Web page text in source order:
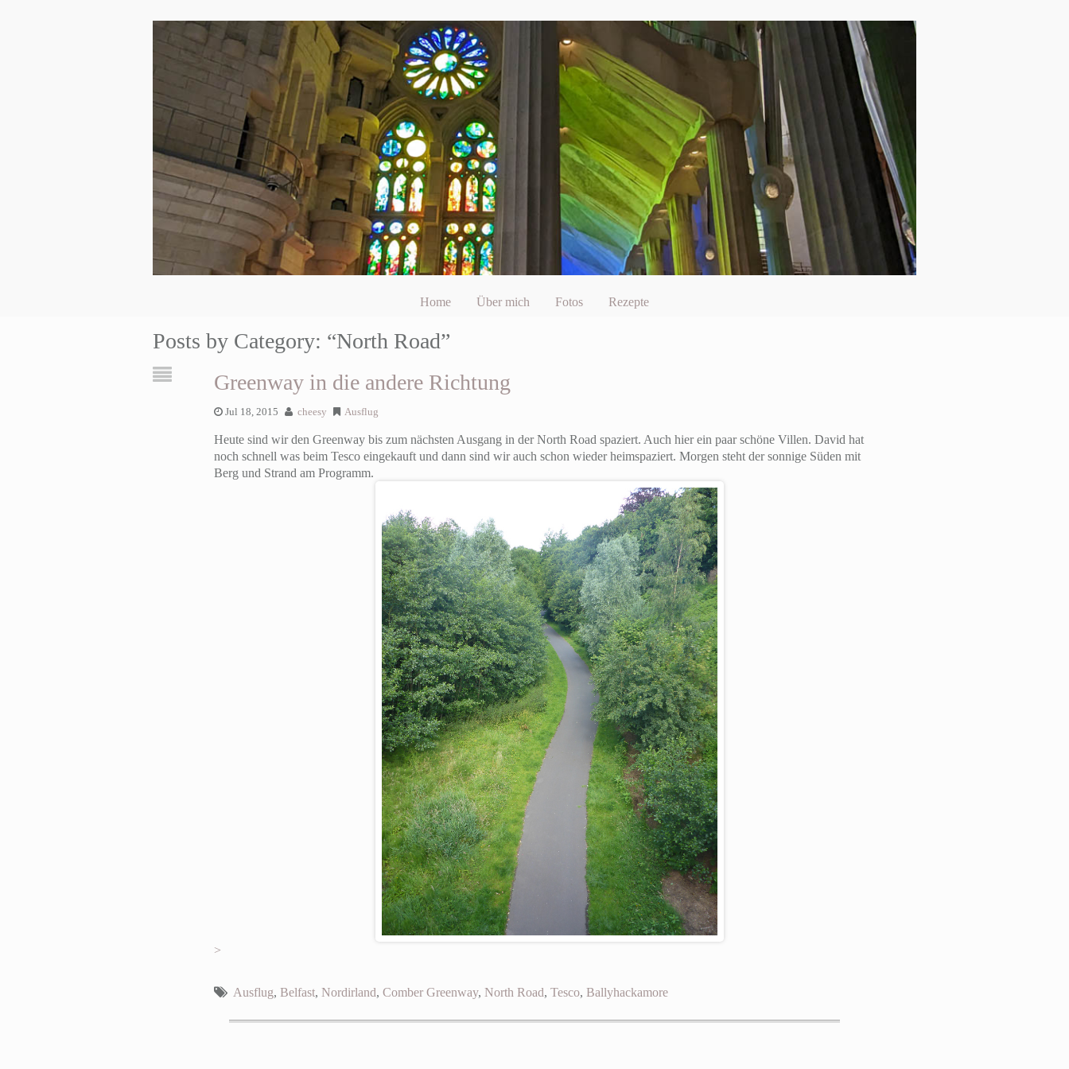
Home Über mich Fotos Rezepte
Posts by Category: “North Road”
Greenway in die andere Richtung
Jul 18, 2015 cheesy Ausflug
Heute sind wir den Greenway bis zum nächsten Ausgang in der North Road spaziert. Auch hier ein paar schöne Villen. David hat
noch schnell was beim Tesco eingekauft und dann sind wir auch schon wieder heimspaziert. Morgen steht der sonnige Süden mit
Berg und Strand am Programm.
>
Ausflug, Belfast, Nordirland, Comber Greenway, North Road, Tesco, Ballyhackamore